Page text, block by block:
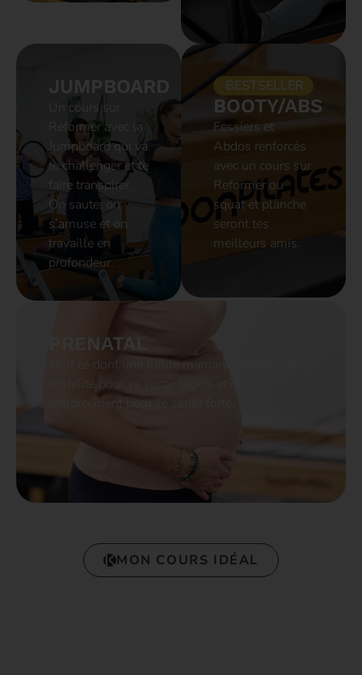
JUMPBOARD
Un cours sur
Reformer avec la
Jumpboard qui va
te challenger et te
faire transpirer.
On saute, on
s’amuse et on
travaille en
profondeur.
BESTSELLER
BOOTY/ABS
Fessiers et
Abdos renforcés
avec un cours sur
Reformer ou
squat et planche
seront tes
meilleurs amis.
PRENATAL
Tout ce dont une future maman a besoin : de la
mobilité pour se sentir légère et du
renforcement pour se sentir forte.
MON COURS IDÉAL